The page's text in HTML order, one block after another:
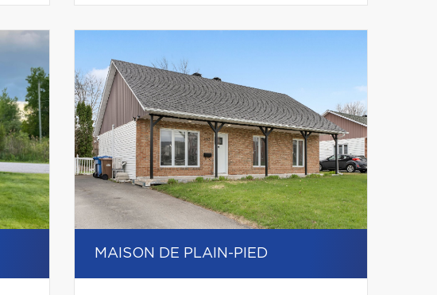
MAISON DE PLAIN-PIED